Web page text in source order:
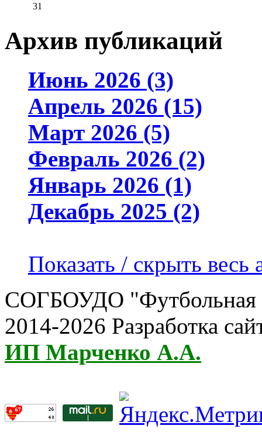
31
Архив публикаций
Июнь 2026 (3)
Апрель 2026 (15)
Март 2026 (5)
Февраль 2026 (2)
Январь 2026 (1)
Декабрь 2025 (2)
Показать / скрыть весь
СОГБОУДО "Футбольная
2014-2026 Разработка
ИП Марченко А.А.